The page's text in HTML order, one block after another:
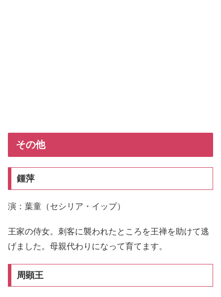
その他
鍾萍
演：葉童（セシリア・イップ）
王家の侍女。刺客に襲われたところを王禅を助けて逃
げました。母親代わりになって育てます。
周顕王